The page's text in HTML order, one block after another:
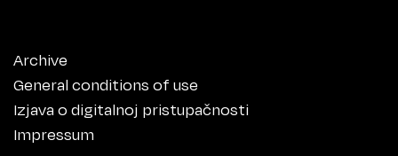
Archive
General conditions of use
Izjava o digitalnoj pristupačnosti
Impressum